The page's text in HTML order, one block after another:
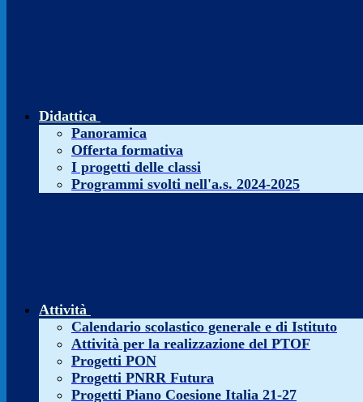
Didattica
Panoramica
Offerta formativa
I progetti delle classi
Programmi svolti nell'a.s. 2024-2025
Attività
Calendario scolastico generale e di Istituto
Attività per la realizzazione del PTOF
Progetti PON
Progetti PNRR Futura
Progetti Piano Coesione Italia 21-27